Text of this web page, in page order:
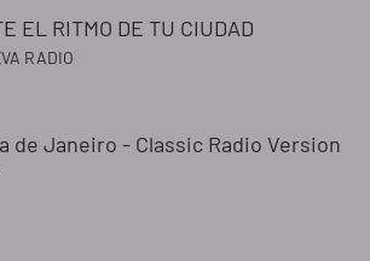
EL RITMO DE TU CIUDAD
RADIO
de Janeiro - Classic Radio Version